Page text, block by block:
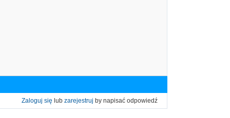
Zaloguj się lub zarejestruj by napisać odpowiedź